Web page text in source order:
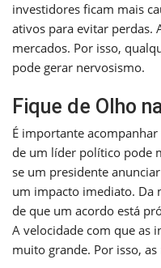
investidores ficam mais
ativos para evitar perdas.
mercados. Por isso,
pode gerar nervosismo.
Fique de Olho
É importante
de um líder político pode
se um presidente
um impacto imediato. Da
de que um acordo está
A velocidade com que as
muito grande. Por isso, as